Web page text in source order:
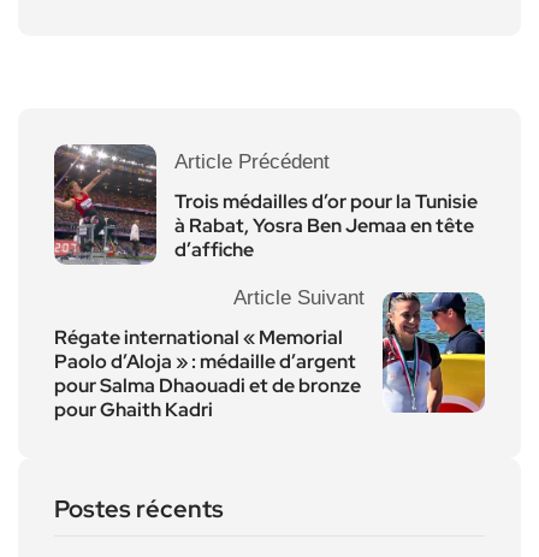
Article Précédent
Trois médailles d’or pour la Tunisie
à Rabat, Yosra Ben Jemaa en tête
d’affiche
Article Suivant
Régate international « Memorial
Paolo d’Aloja » : médaille d’argent
pour Salma Dhaouadi et de bronze
pour Ghaith Kadri
Postes récents